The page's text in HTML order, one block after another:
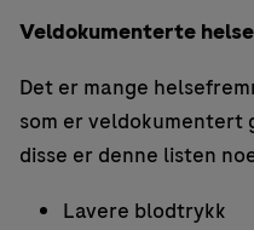
Veldokumenterte
Det er mange
som er veldokumentert
disse er denne listen
Lavere blodtrykk